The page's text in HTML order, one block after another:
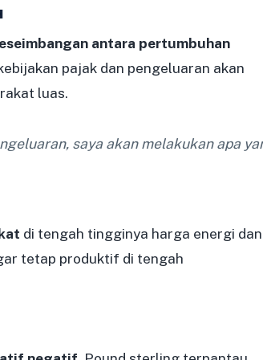
antara pertumbuhan
pajak dan pengeluaran akan
luas.
saya akan melakukan apa
di tengah tingginya harga energi dan
tetap produktif di tengah